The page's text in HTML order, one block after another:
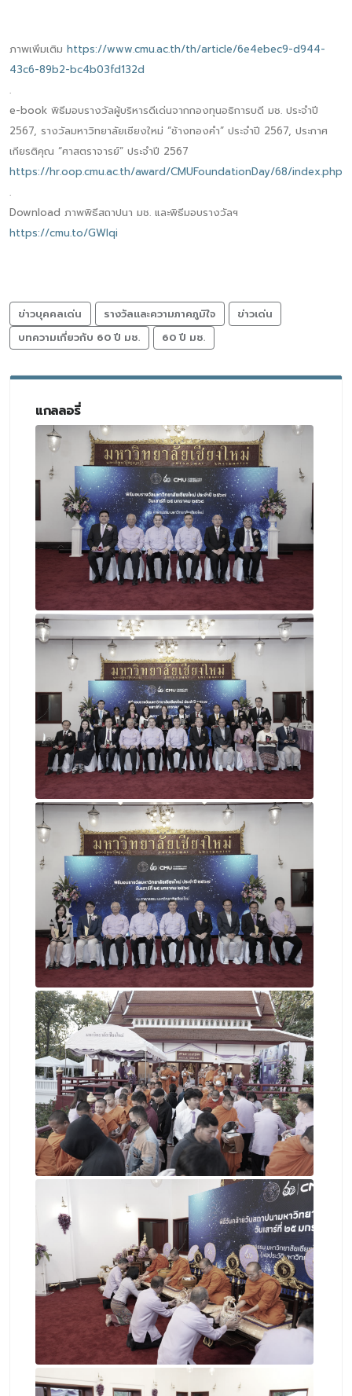
ภาพเพิ่มเติม https://www.cmu.ac.th/th/article/6e4ebec9-d944-
43c6-89b2-bc4b03fd132d
.
e-book พิธีมอบรางวัลผู้บริหารดีเด่นจากกองทุนอธิการบดี มช. ประจำปี
2567, รางวัลมหาวิทยาลัยเชียงใหม่ “ช้างทองคำ” ประจำปี 2567, ประกาศ
เกียรติคุณ “ศาสตราจารย์” ประจำปี 2567
https://hr.oop.cmu.ac.th/award/CMUFoundationDay/68/index.php
.
Download ภาพพิธีสถาปนา มช. และพิธีมอบรางวัลฯ
https://cmu.to/GWIqi
ข่าวบุคคลเด่น รางวัลและความภาคภูมิใจ
ข่าวเด่น
บทความเกี่ยวกับ 60 ปี มช.
60 ปี มช.
แกลลอรี่